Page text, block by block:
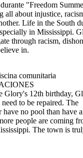
"Freedom
all about injustice,
Life in the South
in Mississippi.
through racism,
in.
comunitaria
Glory's 12th birthday,
to be repaired. The
no pool than have
people are coming
The town is